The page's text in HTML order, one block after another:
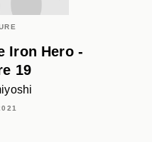
Iron Hero -
19